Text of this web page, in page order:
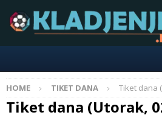
HOME TIKET DANA Tiket dana
Tiket dana (Utorak,